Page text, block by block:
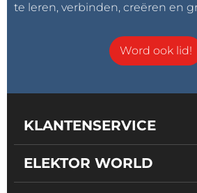
te leren, verbinden, creëren en
Word ook lid!
KLANTENSERVICE
ELEKTOR WORLD